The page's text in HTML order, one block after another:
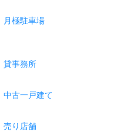
月極駐車場
貸事務所
中古一戸建て
売り店舗